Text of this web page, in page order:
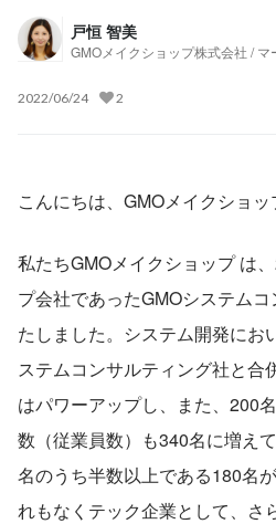
戸恒 智美
GMOメイクショップ株式会社 / マ
2022/06/24 2
こんにちは、GMOメイクショッ
私たちGMOメイクショップ は
プ会社であったGMOシステム
たしました。システム開発にお
ステムコンサルティング社と合
はパワーアップし、また、200
数（従業員数）も340名に増え
名のうち半数以上である180名
れもなくテック企業として、さ